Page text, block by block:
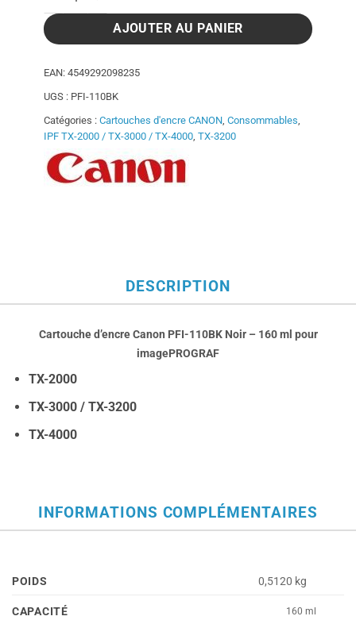
AJOUTER AU PANIER
EAN: 4549292098235
UGS : PFI-110BK
Catégories : Cartouches d'encre CANON Consommables
IPF TX-2000 / TX-3000 / TX-4000 TX-3200
DESCRIPTION
Cartouche d’encre Canon PFI-110BK Noir – 160 ml pour
imagePROGRAF
TX-2000
TX-3000 / TX-3200
TX-4000
INFORMATIONS COMPLÉMENTAIRES
POIDS 0,5120 kg
CAPACITÉ 160 ml